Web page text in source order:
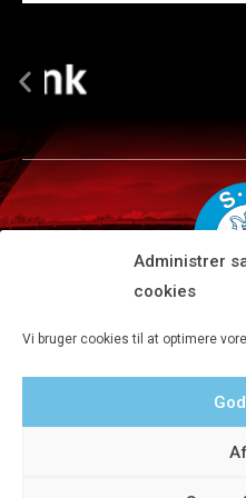
Administrer
cookies
Vi bruger cookies til at optimere
Tlf 8680 4477 · Fax 8680